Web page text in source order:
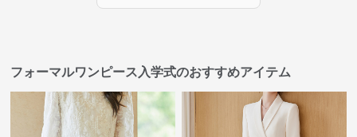
フォーマルワンピース入学式のおすすめアイテム